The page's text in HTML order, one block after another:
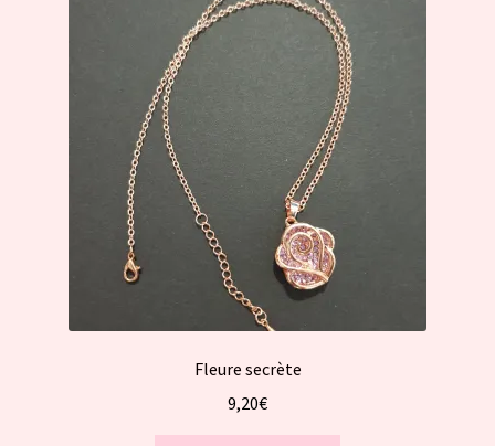
options
peuvent
être
choisies
sur
Fleure secrète
9,20€